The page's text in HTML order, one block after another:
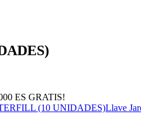
ES GRATIS!
(10 UNIDADES)Llave